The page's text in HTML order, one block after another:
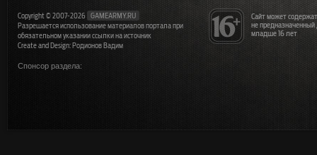
Сайт может
не
младше 16 лет
Copyright © 2007-2026
GAMEARMY.RU
Разрешается использование материалов портала при
обязательном указании ссылки на источник
Create and Design: Родионов Вадим
Спонсор раздела: